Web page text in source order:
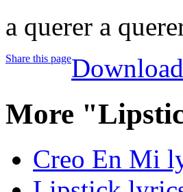
a querer a
Share this page
More
Creo En Mi